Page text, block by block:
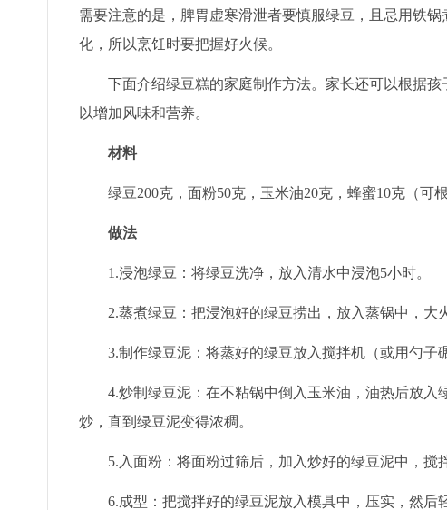
需要注意的是，脾胃虚寒滑泄者要慎服绿豆，且忌用铁
化，所以烹饪时要把握好火候。
下面介绍绿豆糕的家庭制作方法。家长还可以根据
以增加风味和营养。
材料
绿豆200克，面粉50克，玉米油20克，蜂蜜10克（可
做法
1.浸泡绿豆：将绿豆洗净，放入清水中浸泡5小时。
2.蒸煮绿豆：把浸泡好的绿豆捞出，放入蒸锅中，大
3.制作绿豆泥：将蒸好的绿豆放入搅拌机（或用勺子
4.炒制绿豆泥：在不粘锅中倒入玉米油，油热后放
炒，直到绿豆泥变得浓稠。
5.入面粉：将面粉过筛后，加入炒好的绿豆泥中，搅
6.成型：把搅拌好的绿豆泥放入模具中，压实，然后